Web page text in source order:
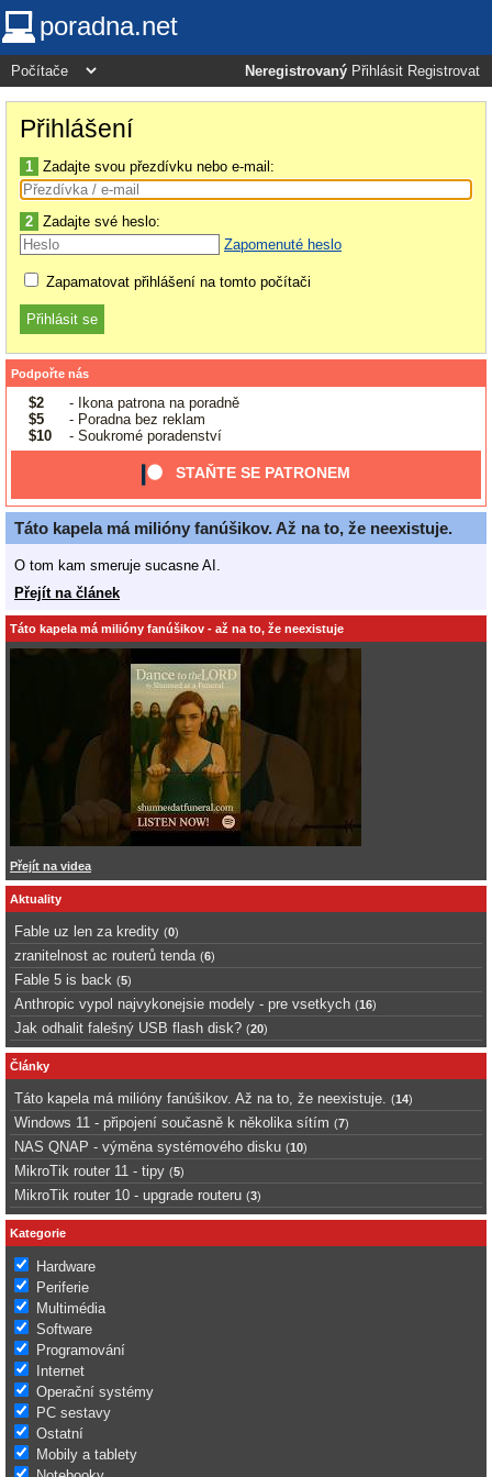
poradna.net
Neregistrovaný Přihlásit Registrovat
Přihlášení
1 Zadajte svou přezdívku nebo e-mail:
2 Zadajte své heslo:
Zapomenuté heslo
Zapamatovat přihlášení na tomto počítači
Podpořte nás
$2
- Ikona patrona na poradně
$5
- Poradna bez reklam
$10
- Soukromé poradenství
STAŇTE SE PATRONEM
Táto kapela má milióny fanúšikov. Až na to, že neexistuje.
O tom kam smeruje sucasne AI.
Přejít na článek
Táto kapela má milióny fanúšikov - až na to, že neexistuje
Přejít na videa
Aktuality
Fable uz len za kredity (0)
zranitelnost ac routerů tenda (6)
Fable 5 is back (5)
Anthropic vypol najvykonejsie modely - pre vsetkych (16)
Jak odhalit falešný USB flash disk? (20)
Články
Táto kapela má milióny fanúšikov. Až na to, že neexistuje. (14)
Windows 11 - připojení současně k několika sítím (7)
NAS QNAP - výměna systémového disku (10)
MikroTik router 11 - tipy (5)
MikroTik router 10 - upgrade routeru (3)
Kategorie
Hardware
Periferie
Multimédia
Software
Programování
Internet
Operační systémy
PC sestavy
Ostatní
Mobily a tablety